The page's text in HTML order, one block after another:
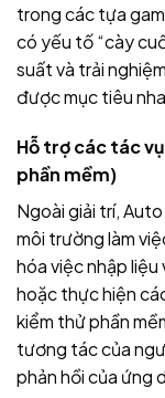
trong các tựa
có yếu tố “cày
suất và trải
được mục tiêu
Hỗ trợ các tác
phần mềm)
Ngoài giải trí,
môi trường làm
hóa việc nhập
hoặc thực hiện
kiểm thử phần
tương tác của
phản hồi của ứng